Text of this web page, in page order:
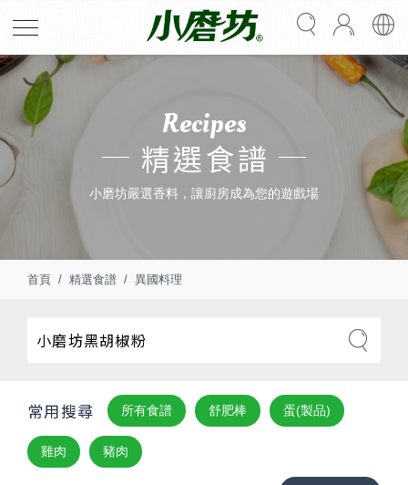
Recipes
精選食譜
小磨坊嚴選香料，讓廚房成為您的遊戲場
首頁 精選食譜 異國料理
常用搜尋 所有食譜 舒肥棒 蛋(製品)
雞肉 豬肉